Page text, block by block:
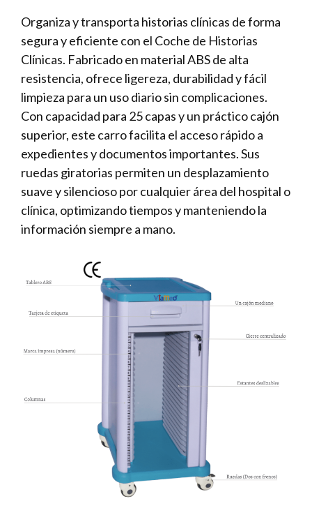
Organiza y transporta historias clínicas de forma
segura y eficiente con el Coche de Historias
Clínicas. Fabricado en material ABS de alta
resistencia, ofrece ligereza, durabilidad y fácil
limpieza para un uso diario sin complicaciones.
Con capacidad para 25 capas y un práctico cajón
superior, este carro facilita el acceso rápido a
expedientes y documentos importantes. Sus
ruedas giratorias permiten un desplazamiento
suave y silencioso por cualquier área del hospital o
clínica, optimizando tiempos y manteniendo la
información siempre a mano.